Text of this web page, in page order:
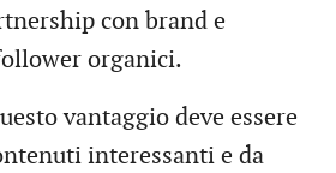
con brand e
organici.
vantaggio deve essere
interessanti e da